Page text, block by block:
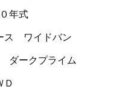
年式
ス ワイドバン
ダークプライム
Ｄ